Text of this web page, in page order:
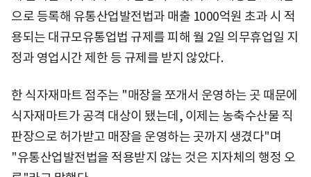
으로 등록해 유통산업발전법과 매출 1000억원 초과 시 적
용되는 대규모유통업법 규제를 피해 월 2일 의무휴업일 지
정과 영업시간 제한 등 규제를 받지 않았다.
한 식자재마트 점주는 "매장을 쪼개서 운영하는 곳 때문에
식자재마트가 공격 대상이 됐는데, 이제는 농축수산물 직
판장으로 허가받고 매장을 운영하는 곳까지 생겼다"며
"유통산업발전법을 적용받지 않는 것은 지자체의 행정 오